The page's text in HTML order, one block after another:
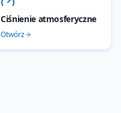
Ciśnienie atmosferyczne
Otwórz